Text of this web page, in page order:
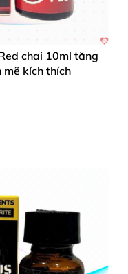
chai 10ml tăng
mẽ kích thích